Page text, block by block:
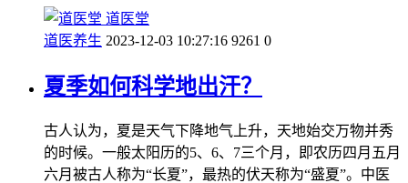
道医堂
道医养生 2023-12-03 10:27:16 9261 0
夏季如何科学地出汗？
古人认为，夏是天气下降地气上升，天地始交万物并秀
的时候。一般太阳历的5、6、7三个月，即农历四月五月
六月被古人称为“长夏”，最热的伏天称为“盛夏”。中医